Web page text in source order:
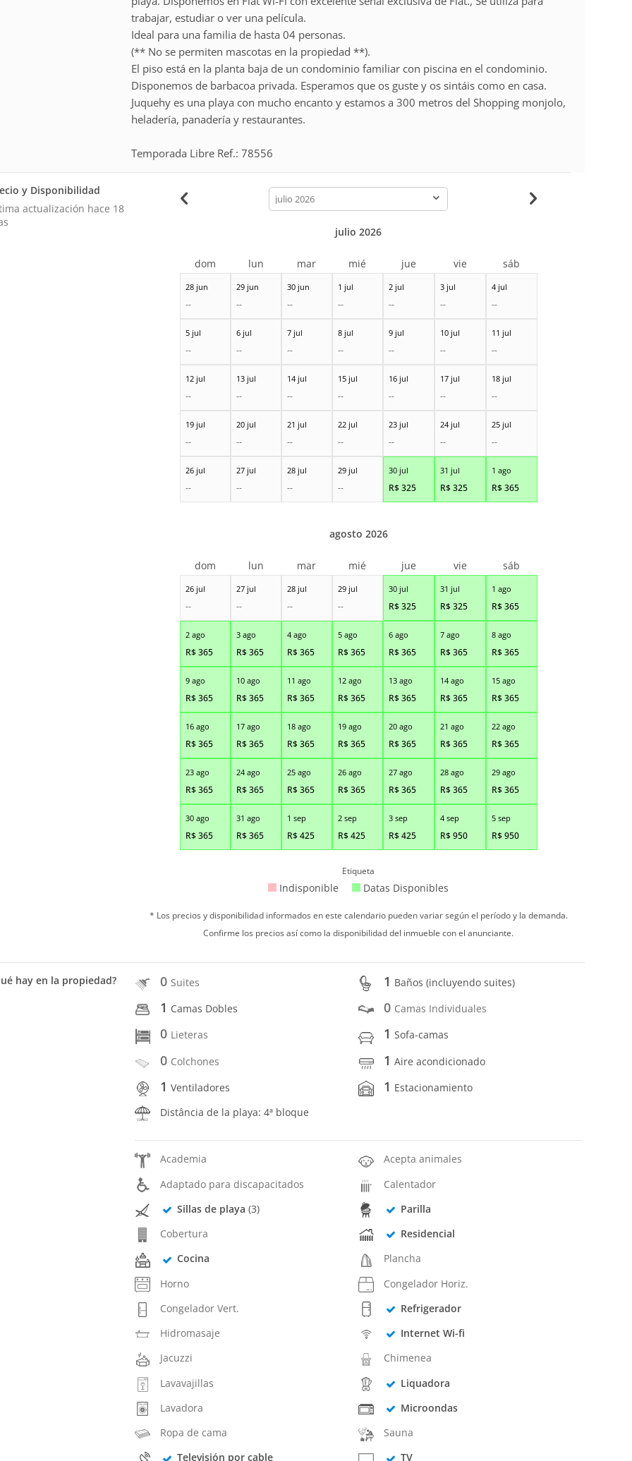
trabajar, estudiar o ver una película.
Ideal para una familia de hasta 04 personas.
(** No se permiten mascotas en la propiedad **).
El piso está en la planta baja de un condominio familiar con piscina en el condominio.
Disponemos de barbacoa privada. Esperamos que os guste y os sintáis como en casa.
Juquehy es una playa con mucho encanto y estamos a 300 metros del Shopping monjolo,
heladería, panadería y restaurantes.
Temporada Libre Ref.: 78556
y Disponibilidad
actualización hace 18
calendar-
month
28 jun
--
29 jun
--
30 jun
--
1 jul
--
2 jul
--
3 jul
--
4 jul
--
5 jul
--
6 jul
--
7 jul
--
8 jul
--
9 jul
--
10 jul
--
11 jul
--
12 jul
--
13 jul
--
14 jul
--
15 jul
--
16 jul
--
17 jul
--
18 jul
--
19 jul
--
20 jul
--
21 jul
--
22 jul
--
23 jul
--
24 jul
--
25 jul
--
26 jul
--
27 jul
--
28 jul
--
29 jul
--
30 jul
R$325
31 jul
R$325
1 ago
R$365
julio 2026
dom lun mar mié jue vie sáb
26 jul
--
27 jul
--
28 jul
--
29 jul
--
30 jul
R$325
31 jul
R$325
1 ago
R$365
2 ago
R$365
3 ago
R$365
4 ago
R$365
5 ago
R$365
6 ago
R$365
7 ago
R$365
8 ago
R$365
9 ago
R$365
10 ago
R$365
11 ago
R$365
12 ago
R$365
13 ago
R$365
14 ago
R$365
15 ago
R$365
16 ago
R$365
17 ago
R$365
18 ago
R$365
19 ago
R$365
20 ago
R$365
21 ago
R$365
22 ago
R$365
23 ago
R$365
24 ago
R$365
25 ago
R$365
26 ago
R$365
27 ago
R$365
28 ago
R$365
29 ago
R$365
30 ago
R$365
31 ago
R$365
1 sep
R$425
2 sep
R$425
3 sep
R$425
4 sep
R$950
5 sep
R$950
agosto 2026
dom lun mar mié jue vie sáb
Etiqueta
Indisponible Datas Disponibles
* Los precios y disponibilidad informados en este calendario pueden variar según el período y la demanda.
Confirme los precios así como la disponibilidad del inmueble con el anunciante.
hay en la propiedad? 0 Suites 1 Baños (incluyendo suites)
1 Camas Dobles 0 Camas Individuales
0 Lieteras 1Sofa-camas
0 Colchones 1Aire acondicionado
1Ventiladores 1 Estacionamiento
Distância de la playa: 4ª bloque
Academia
Acepta animales
Adaptado para discapacitados
Calentador
Sillas de playa (3)
Parilla
Cobertura
Residencial
Cocina
Plancha
Horno
Congelador Horiz.
Congelador Vert.
Refrigerador
Hidromasaje
Internet Wi-fi
Jacuzzi
Chimenea
Lavavajillas
Liquadora
Lavadora
Microondas
Ropa de cama
Sauna
Televisión por cable
TV